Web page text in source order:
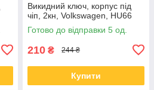
Викидний ключ, корпус під
чіп, 2кн, Volkswagen, HU66
Готово до відправки 5 од.
210 ₴ 244 ₴
Купити